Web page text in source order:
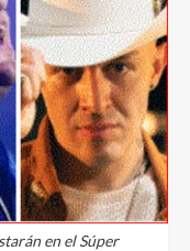
en el Súper